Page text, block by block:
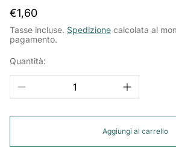
Prezzo
normale
€1,60
Tasse incluse. Spedizione calcolata al
pagamento.
Quantità:
Aggiungi al carrello